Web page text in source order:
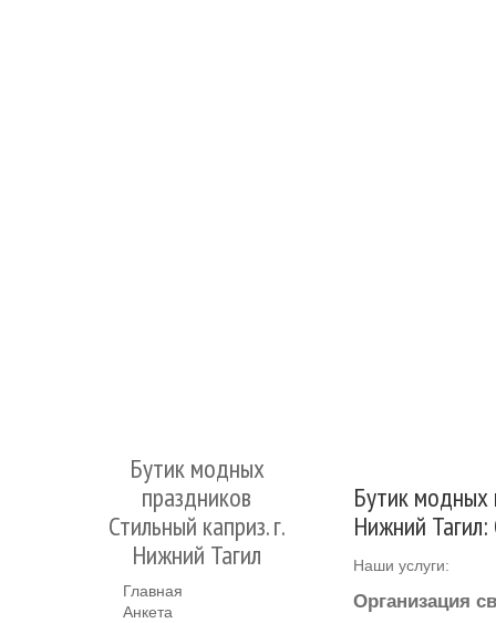
Бутик модных
праздников
Стильный каприз. г.
Нижний Тагил
Главная
Анкета
Бутик модных
Нижний
Наши услуги:
Организация